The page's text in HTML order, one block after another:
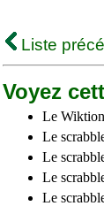
Liste
Voyez
Le
Le
Le
Le
Le